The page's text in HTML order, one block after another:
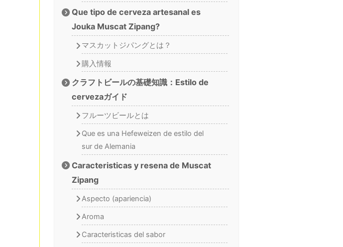
Que tipo de cerveza artesanal es
Jouka Muscat Zipang?
マスカットジパングとは？
購入情報
クラフトビールの基礎知識：Estilo de
cervezaガイド
フルーツビールとは
Que es una Hefeweizen de estilo del
sur de Alemania
Caracteristicas y resena de Muscat
Zipang
Aspecto (apariencia)
Aroma
Caracteristicas del sabor